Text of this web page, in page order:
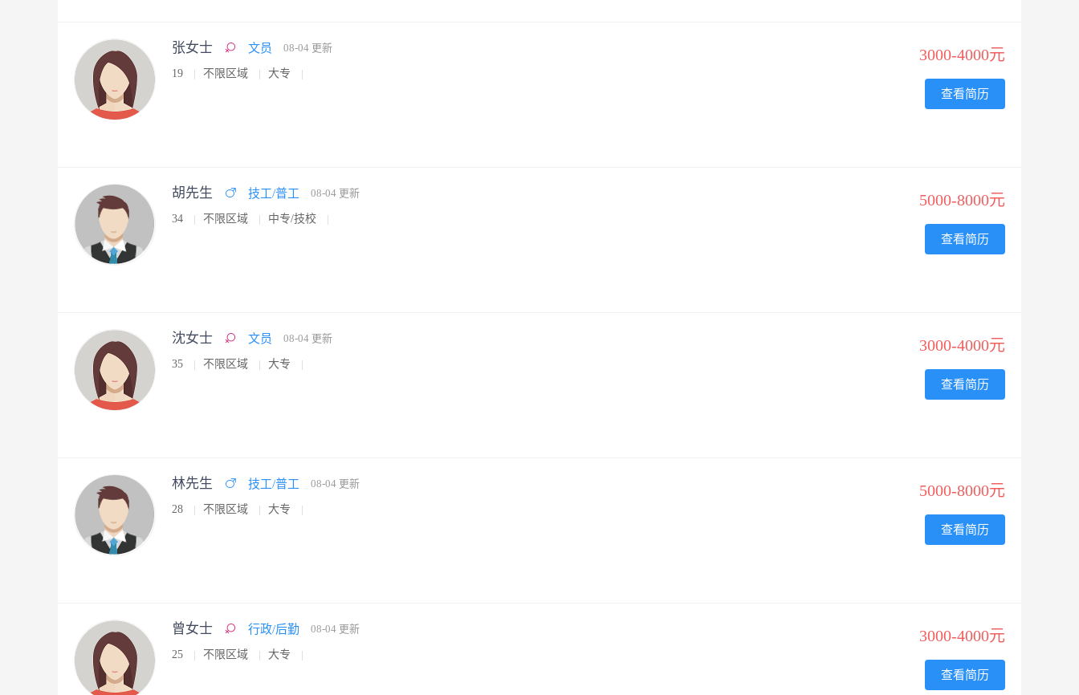
张女士 文员 08-04 更新
19 不限区域 大专
3000-4000元
查看简历
胡先生 技工/普工 08-04 更新
34 不限区域 中专/技校
5000-8000元
查看简历
沈女士 文员 08-04 更新
35 不限区域 大专
3000-4000元
查看简历
林先生 技工/普工 08-04 更新
28 不限区域 大专
5000-8000元
查看简历
曾女士 行政/后勤 08-04 更新
25 不限区域 大专
3000-4000元
查看简历